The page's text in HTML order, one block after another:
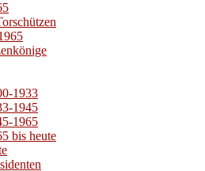
1933
1945
1965
bis heute